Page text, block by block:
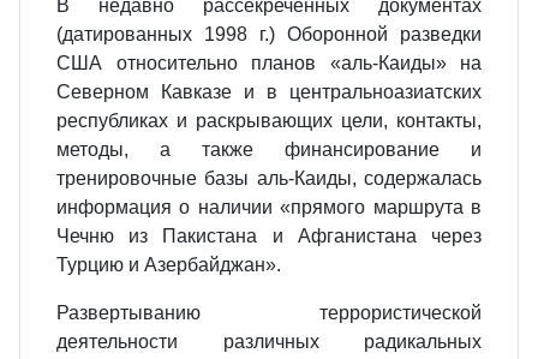
В недавно рассекреченных документах
(датированных 1998 г.) Оборонной разведки
США относительно планов «аль‑Каиды» на
Северном Кавказе и в центральноазиатских
республиках и раскрывающих цели, контакты,
методы, а также финансирование и
тренировочные базы аль‑Каиды, содержалась
информация о наличии «прямого маршрута в
Чечню из Пакистана и Афганистана через
Турцию и Азербайджан».
Развертыванию террористической
деятельности различных радикальных